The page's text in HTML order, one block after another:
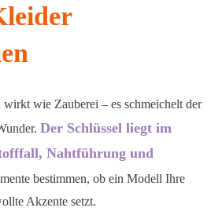
wie Zauberei – es schmeichelt der
Der Schlüssel liegt im
Nahtführung und
bestimmen, ob ein Modell Ihre
Akzente setzt.